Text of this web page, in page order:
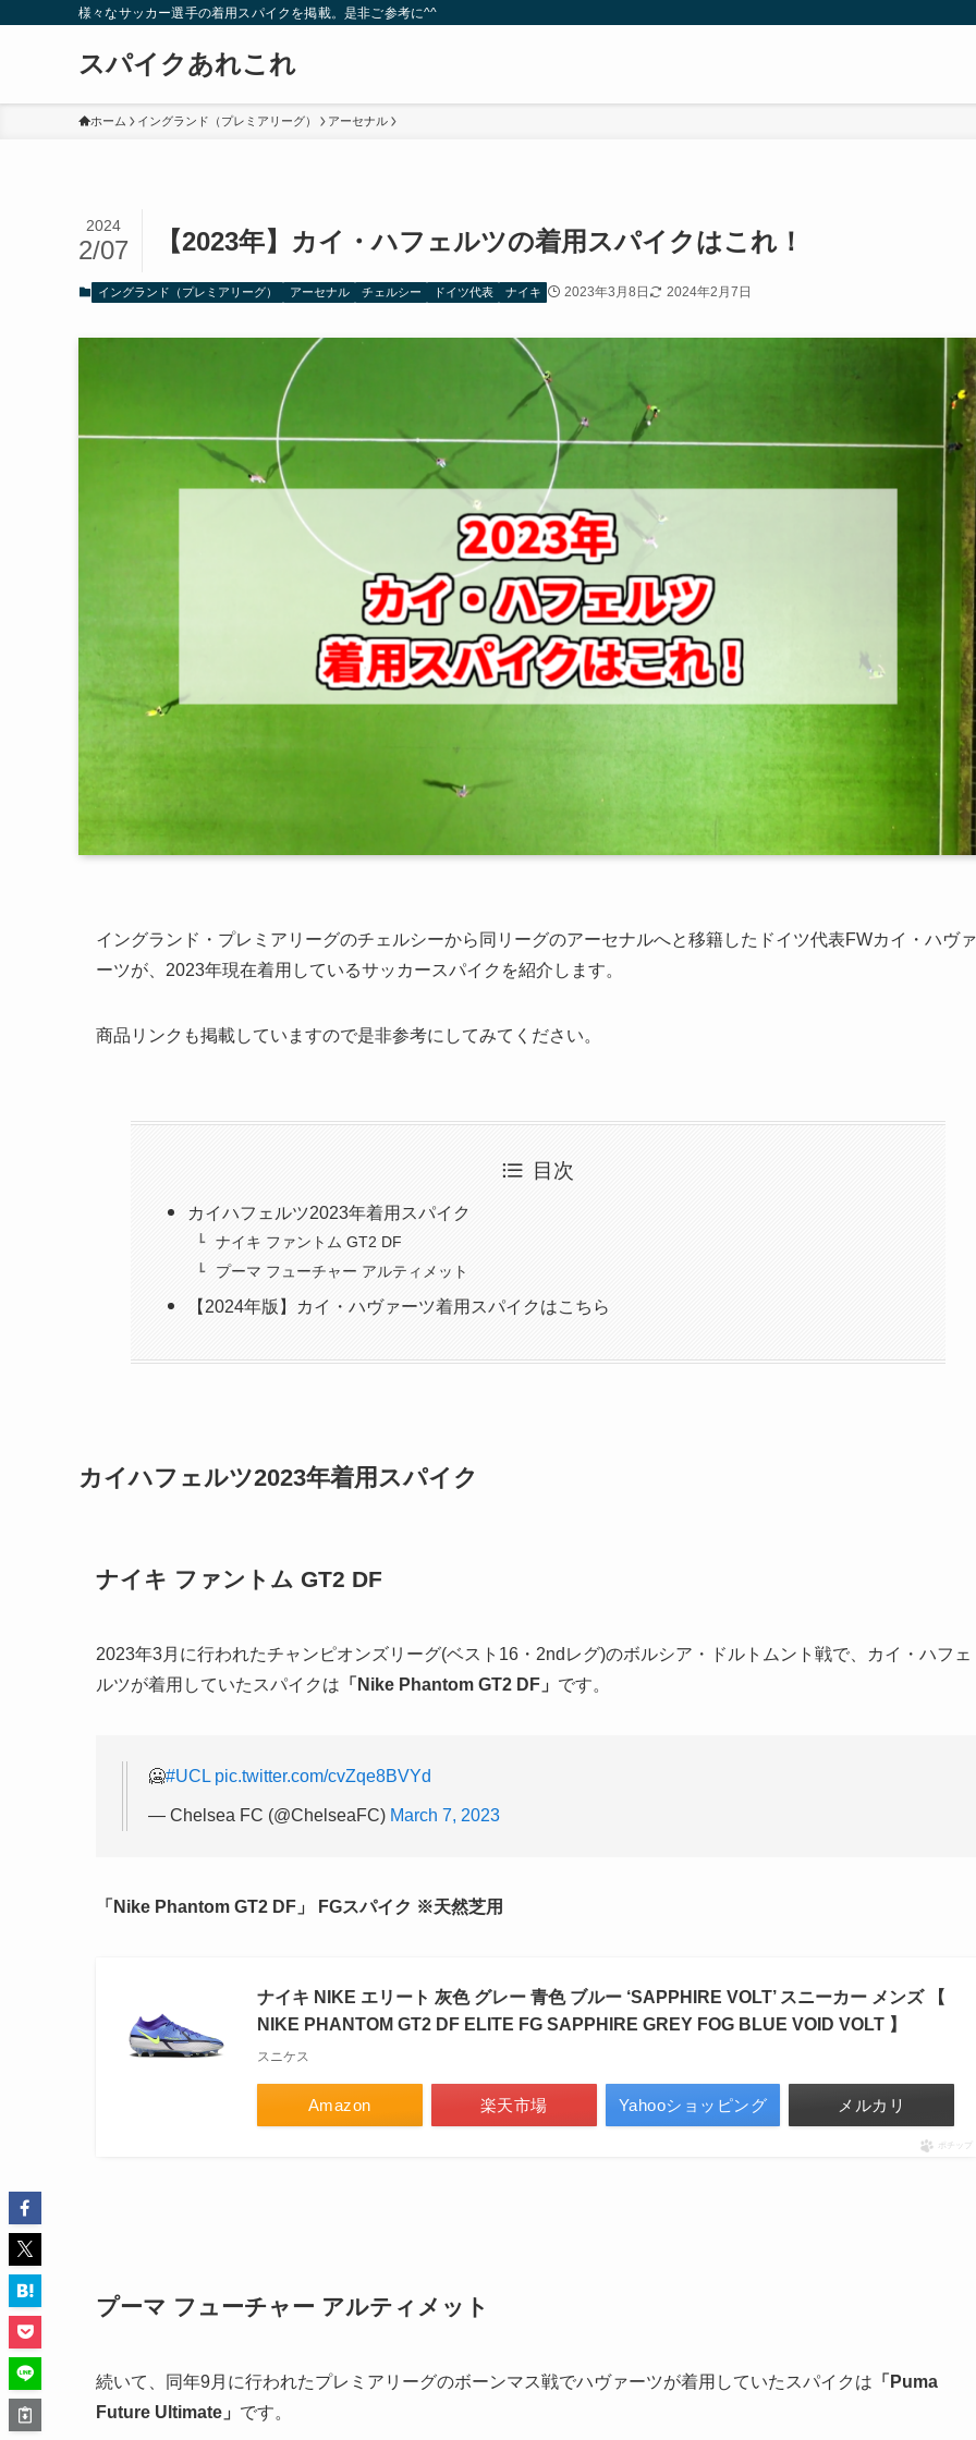
様々なサッカー選手の着用スパイクを掲載。是非ご参考に^^
スパイクあれこれ
ホーム イングランド（プレミアリーグ） アーセナル
【2023年】カイ・ハフェルツの着用スパイクはこれ！
2024
2/07
イングランド（プレミアリーグ） アーセナル チェルシー ドイツ代表 ナイキ 2023年3月8日 2024年2月7日
イングランド・プレミアリーグのチェルシーから同リーグのアーセナルへと移籍したドイツ代表FWカイ・ハヴァ
ーツが、2023年現在着用しているサッカースパイクを紹介します。
商品リンクも掲載していますので是非参考にしてみてください。
目次
カイハフェルツ2023年着用スパイク
ナイキ ファントム GT2 DF
プーマ フューチャー アルティメット
【2024年版】カイ・ハヴァーツ着用スパイクはこちら
カイハフェルツ2023年着用スパイク
ナイキ ファントム GT2 DF
2023年3月に行われたチャンピオンズリーグ(ベスト16・2ndレグ)のボルシア・ドルトムント戦で、カイ・ハフェ
ルツが着用していたスパイクは 「Nike Phantom GT2 DF」 です。
🥶#UCL pic.twitter.com/cvZqe8BVYd
— Chelsea FC (@ChelseaFC) March 7, 2023
「Nike Phantom GT2 DF」 FGスパイク ※天然芝用
ナイキ NIKE エリート 灰色 グレー 青色 ブルー ‘SAPPHIRE VOLT’ スニーカー メンズ 【
NIKE PHANTOM GT2 DF ELITE FG SAPPHIRE GREY FOG BLUE VOID VOLT 】
スニケス
Amazon 楽天市場 Yahooショッピング メルカリ
ポチップ
プーマ フューチャー アルティメット
続いて、同年9月に行われたプレミアリーグのボーンマス戦でハヴァーツが着用していたスパイクは 「Puma
Future Ultimate」 です。